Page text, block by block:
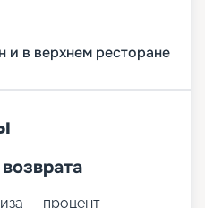
и в верхнем ресторане
— процент